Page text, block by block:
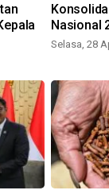
Nasional
Selasa, 28